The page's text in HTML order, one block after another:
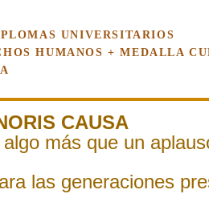
UNIVERSITARIOS
HUMANOS + MEDALLA
CAUSA
más que un
las generaciones